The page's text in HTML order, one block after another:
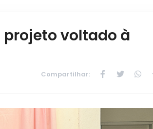
voltado à
Compartilhar: